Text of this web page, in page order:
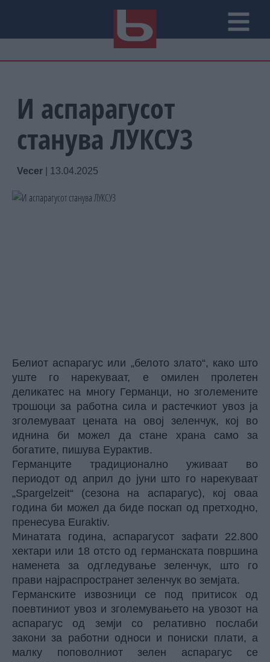
И аспарагусот
станува ЛУКСУЗ
Vecer 13.04.2025
Белиот аспарагус или „белото злато“, како што
уште го нарекуваат, е омилен пролетен
деликатес на многу Германци, но зголемените
трошоци за работна сила и растечкиот увоз ја
зголемуваат цената на овој зеленчук, кој во
иднина би можел да стане храна само за
богатите, пишува Еурактив.
Германците традиционално уживаат во
периодот од април до јуни што го нарекуваат
„Spargelzeit“ (сезона на аспарагус), кој оваа
година би можел да биде поскап од претходно,
пренесува Euraktiv.
Минатата година, аспарагусот зафати 22.800
хектари или 18 отсто од германската површина
наменета за одгледување зеленчук, што го
прави најраспространет зеленчук во земјата.
Германските извозници се под притисок од
поевтиниот увоз и зголемувањето на увозот на
аспарагус од земји со релативно послаби
закони за работни односи и пониски плати, а
малку поповолниот зелен аспарагус се